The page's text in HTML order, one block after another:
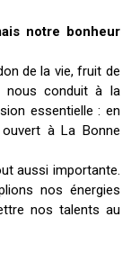
notre bonheur
de la vie, fruit de
nous conduit à la
essentielle : en
à La Bonne
aussi importante.
nos énergies
nos talents au